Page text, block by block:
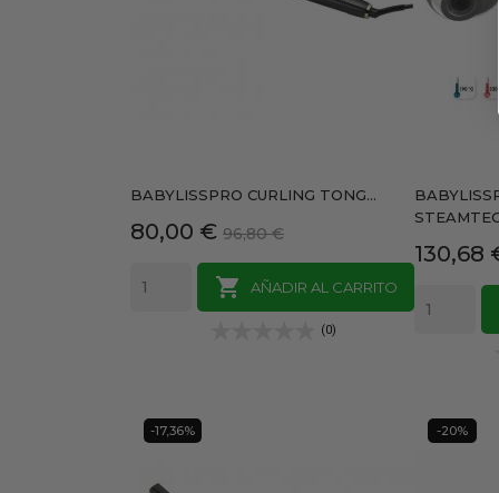
BABYLISSPRO CURLING TONG...
Precio
80,00 € Precio
base
96,80 €
 AÑADIR AL CARRITO
(0)
Precio
130,68
-17,36% -20%